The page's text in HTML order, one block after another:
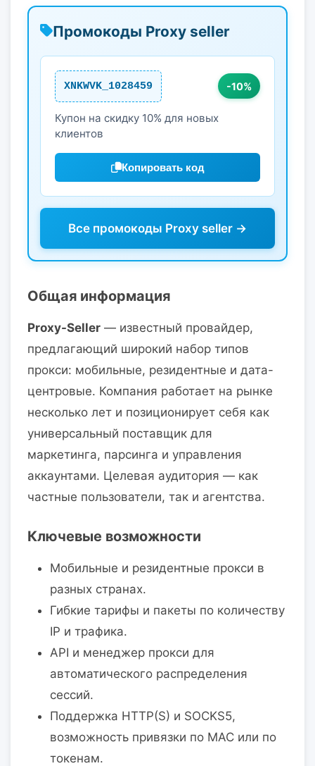
Промокоды Proxy seller
XNKWVK_1028459 -10%
Купон на скидку 10% для новых
клиентов
Копировать код
Все промокоды Proxy seller →
Общая информация
Proxy-Seller — известный провайдер,
предлагающий широкий набор типов
прокси: мобильные, резидентные и дата-
центровые. Компания работает на рынке
несколько лет и позиционирует себя как
универсальный поставщик для
маркетинга, парсинга и управления
аккаунтами. Целевая аудитория — как
частные пользователи, так и агентства.
Ключевые возможности
Мобильные и резидентные прокси в
разных странах.
Гибкие тарифы и пакеты по количеству
IP и трафика.
API и менеджер прокси для
автоматического распределения
сессий.
Поддержка HTTP(S) и SOCKS5,
возможность привязки по MAC или по
токенам.